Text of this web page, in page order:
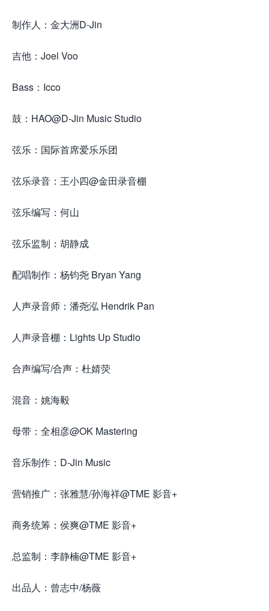
制作人：金大洲D-Jin
吉他：Joel Voo
Bass：Icco
鼓：HAO@D-Jin Music Studio
弦乐：国际首席爱乐乐团
弦乐录音：王小四@金田录音棚
弦乐编写：何山
弦乐监制：胡静成
配唱制作：杨钧尧 Bryan Yang
人声录音师：潘尧泓 Hendrik Pan
人声录音棚：Lights Up Studio
合声编写/合声：杜婧荧
混音：姚海毅
母带：全相彦@OK Mastering
音乐制作：D-Jin Music
营销推广：张雅慧/孙海祥@TME 影音+
商务统筹：侯爽@TME 影音+
总监制：李静楠@TME 影音+
出品人：曾志中/杨薇